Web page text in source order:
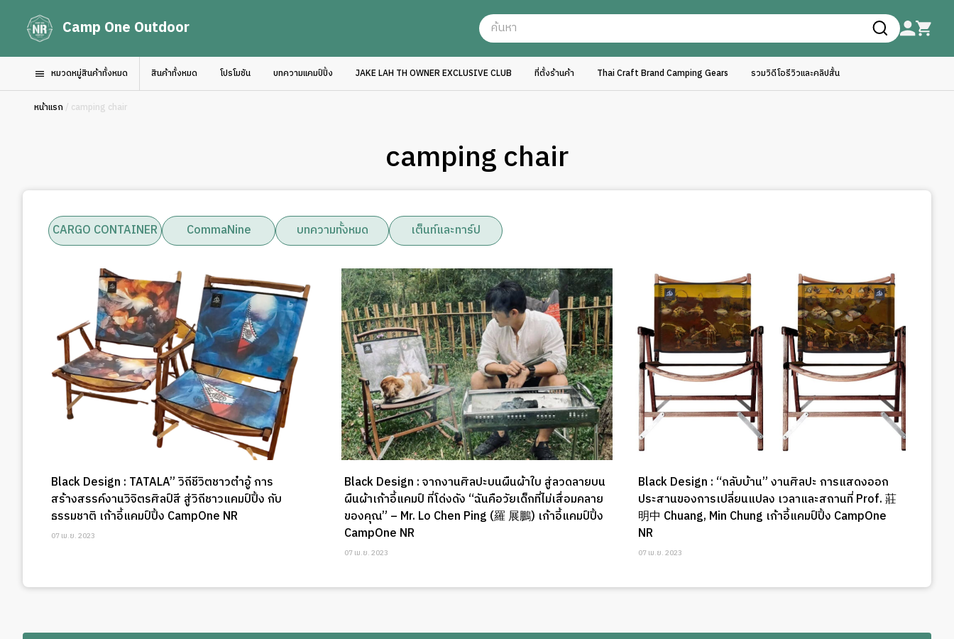
Camp One Outdoor
หมวดหมู่สินค้าทั้งหมด สินค้าทั้งหมด โปรโมชัน บทความแคมป์ปิ้ง JAKE LAH TH OWNER EXCLUSIVE CLUB ที่ตั้งร้านค้า Thai Craft Brand Camping Gears รวมวิดีโอรีวิวและคลิปสั้น
หน้าแรก / camping chair
camping chair
CARGO CONTAINER CommaNine บทความทั้งหมด เต็นท์และทาร์ป
Black Design : TATALA” วิถีชีวิตชาวต๋าอู้ การ
สร้างสรรค์งานวิจิตรศิลป์สี สู่วิถีชาวแคมป์ปิ้ง กับ
ธรรมชาติ เก้าอี้แคมป์ปิ้ง CampOne NR
07 เม.ย. 2023
Black Design : จากงานศิลปะบนผืนผ้าใบ สู่ลวดลายบน
ผืนผ้าเก้าอี้แคมป์ ที่โด่งดัง “ฉันคือวัยเด็กที่ไม่เสื่อมคลาย
ของคุณ” – Mr. Lo Chen Ping (羅 展鵬) เก้าอี้แคมป์ปิ้ง
CampOne NR
07 เม.ย. 2023
Black Design : “กลับบ้าน” งานศิลปะ การแสดงออก
ประสานของการเปลี่ยนแปลง เวลาและสถานที่ Prof. 莊
明中 Chuang, Min Chung เก้าอี้แคมป์ปิ้ง CampOne
NR
07 เม.ย. 2023